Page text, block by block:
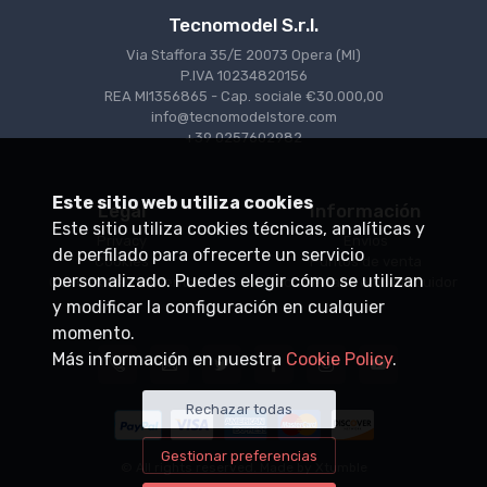
Tecnomodel S.r.l.
Via Staffora 35/E 20073 Opera (MI)
P.IVA 10234820156
REA MI1356865 - Cap. sociale €30.000,00
info@tecnomodelstore.com
+39 0257602982
Legal
Cookies
Condiciones de venta
Información
Puntos de venta
Conviértase en distribuidor
© All rights reserved. Made by
Este sitio web utiliza cookies
Este sitio utiliza cookies técnicas, analíticas y
de perfilado para ofrecerte un servicio
personalizado. Puedes elegir cómo se utilizan
y modificar la configuración en cualquier
momento.
Más información en nuestra Cookie Policy.
Rechazar todas
Gestionar preferencias